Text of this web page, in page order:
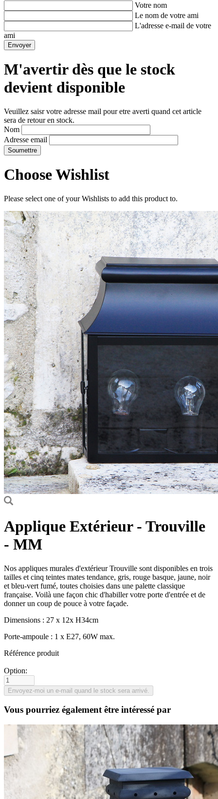
Votre nom
Le nom de votre ami
L'adresse e-mail de votre
ami
M'avertir dès que le stock
devient disponible
Veuillez saisr votre adresse mail pour etre averti quand cet article
sera de retour en stock.
Nom
Adresse email
Choose Wishlist
Please select one of your Wishlists to add this product to.
Applique Extérieur - Trouville
- MM
Nos appliques murales d'extérieur Trouville sont disponibles en trois
tailles et cinq teintes mates tendance, gris, rouge basque, jaune, noir
et bleu-vert fumé, toutes choisies dans une palette classique
française. Voilà une façon chic d'habiller votre porte d'entrée et de
donner un coup de pouce à votre façade.
Dimensions : 27 x 12x H34cm
Porte-ampoule : 1 x E27, 60W max.
Référence produit
Option:
Vous pourriez également être intéressé par